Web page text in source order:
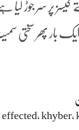
پر سر جوڑ
پھر سختی سمیت
effected،khyber،